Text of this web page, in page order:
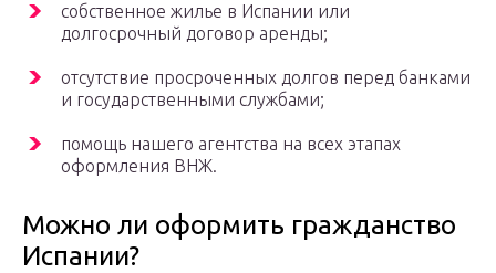
собственное жилье в Испании или
долгосрочный договор аренды;
отсутствие просроченных долгов перед банками
и государственными службами;
помощь нашего агентства на всех этапах
оформления ВНЖ.
Можно ли оформить гражданство
Испании?